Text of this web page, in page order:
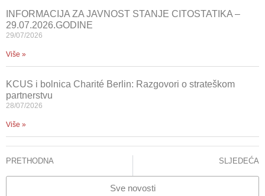
INFORMACIJA ZA JAVNOST STANJE CITOSTATIKA –
29.07.2026.GODINE
29/07/2026
Više »
KCUS i bolnica Charité Berlin: Razgovori o strateškom
partnerstvu
28/07/2026
Više »
PRETHODNA SLJEDEĆA
Sve novosti